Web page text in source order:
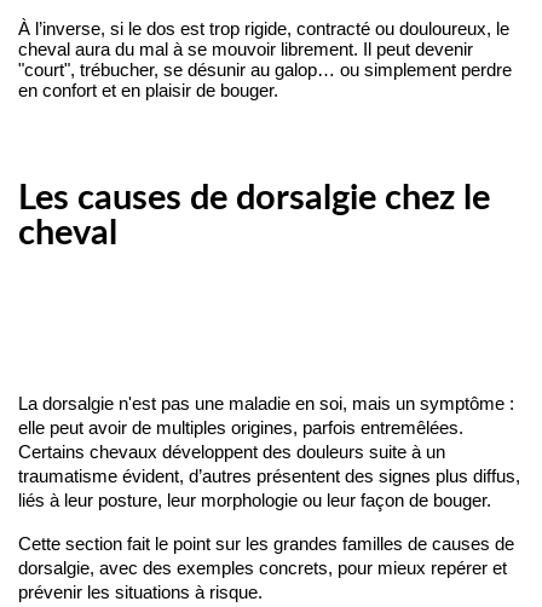
À l’inverse, si le dos est trop rigide, contracté ou douloureux, le
cheval aura du mal à se mouvoir librement. Il peut devenir
"court", trébucher, se désunir au galop… ou simplement perdre
en confort et en plaisir de bouger.
Les causes de dorsalgie chez le
cheval
La dorsalgie n'est pas une maladie en soi, mais un symptôme :
elle peut avoir de multiples origines, parfois entremêlées.
Certains chevaux développent des douleurs suite à un
traumatisme évident, d’autres présentent des signes plus diffus,
liés à leur posture, leur morphologie ou leur façon de bouger.
Cette section fait le point sur les grandes familles de causes de
dorsalgie, avec des exemples concrets, pour mieux repérer et
prévenir les situations à risque.